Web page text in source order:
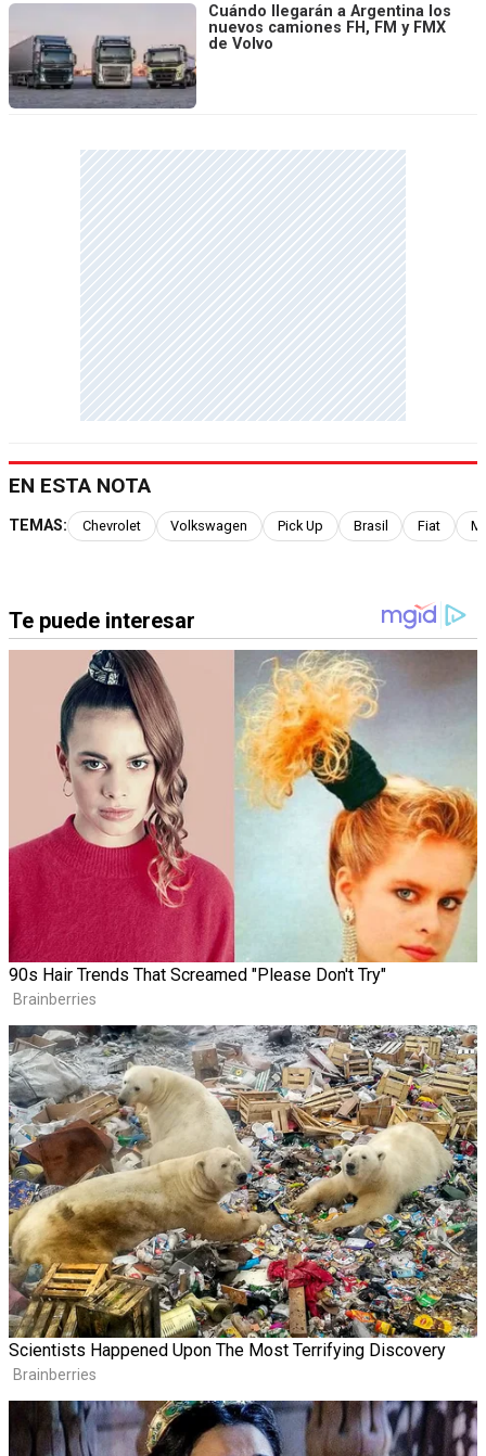
Cuándo llegarán a Argentina los
nuevos camiones FH, FM y FMX
de Volvo
EN ESTA NOTA
TEMAS: Chevrolet Volkswagen Pick Up Brasil Fiat